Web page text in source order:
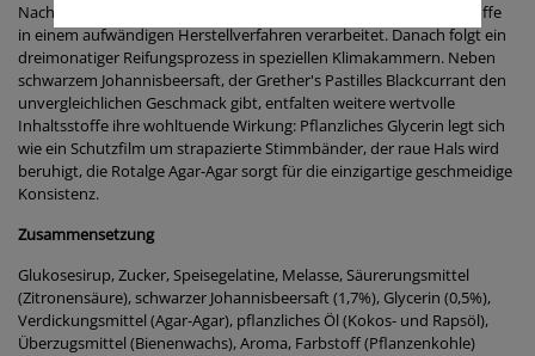
Nach der Original-Rezeptur von 1850 werden hochwertige Rohstoffe
in einem aufwändigen Herstellverfahren verarbeitet. Danach folgt ein
dreimonatiger Reifungsprozess in speziellen Klimakammern. Neben
schwarzem Johannisbeersaft, der Grether's Pastilles Blackcurrant den
unvergleichlichen Geschmack gibt, entfalten weitere wertvolle
Inhaltsstoffe ihre wohltuende Wirkung: Pflanzliches Glycerin legt sich
wie ein Schutzfilm um strapazierte Stimmbänder, der raue Hals wird
beruhigt, die Rotalge Agar-Agar sorgt für die einzigartige geschmeidige
Konsistenz.
Zusammensetzung
Glukosesirup, Zucker, Speisegelatine, Melasse, Säurerungsmittel
(Zitronensäure), schwarzer Johannisbeersaft (1,7%), Glycerin (0,5%),
Verdickungsmittel (Agar-Agar), pflanzliches Öl (Kokos- und Rapsöl),
Überzugsmittel (Bienenwachs), Aroma, Farbstoff (Pflanzenkohle)